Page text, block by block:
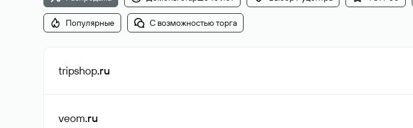
Популярные С возможностью торга
tripshop.ru
veom.ru